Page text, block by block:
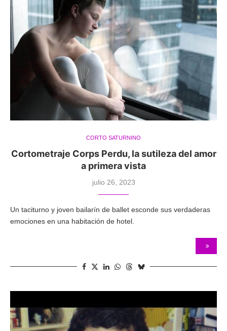
CORTO SATURNINO
Cortometraje Corps Perdu, la sutileza del amor
a primera vista
julio 26, 2023
Un taciturno y joven bailarín de ballet esconde sus verdaderas
emociones en una habitación de hotel.